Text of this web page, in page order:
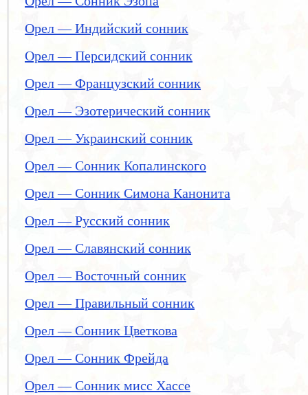
Орел — Индийский сонник
Орел — Персидский сонник
Орел — Французский сонник
Орел — Эзотерический сонник
Орел — Украинский сонник
Орел — Сонник Копалинского
Орел — Сонник Симона Канонита
Орел — Русский сонник
Орел — Славянский сонник
Орел — Восточный сонник
Орел — Правильный сонник
Орел — Сонник Цветкова
Орел — Сонник Фрейда
Орел — Сонник мисс Хассе